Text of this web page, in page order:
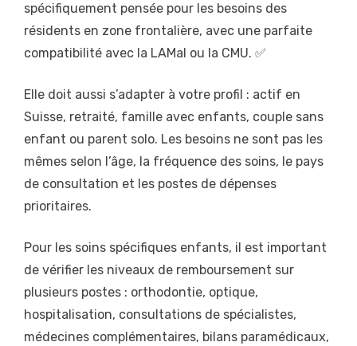
spécifiquement pensée pour les besoins des
résidents en zone frontalière, avec une parfaite
compatibilité avec la LAMal ou la CMU. ✅
Elle doit aussi s’adapter à votre profil : actif en
Suisse, retraité, famille avec enfants, couple sans
enfant ou parent solo. Les besoins ne sont pas les
mêmes selon l’âge, la fréquence des soins, le pays
de consultation et les postes de dépenses
prioritaires.
Pour les soins spécifiques enfants, il est important
de vérifier les niveaux de remboursement sur
plusieurs postes : orthodontie, optique,
hospitalisation, consultations de spécialistes,
médecines complémentaires, bilans paramédicaux,